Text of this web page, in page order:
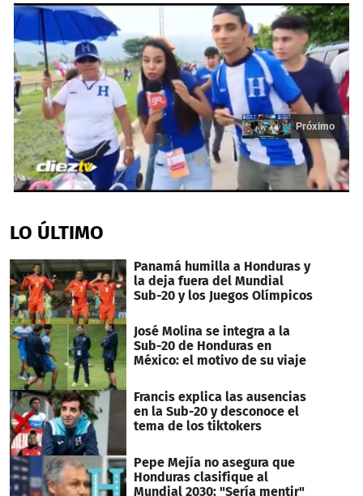
of
18
Próximo
LO ÚLTIMO
Panamá humilla a Honduras y
la deja fuera del Mundial
Sub-20 y los Juegos Olímpicos
José Molina se integra a la
Sub-20 de Honduras en
México: el motivo de su viaje
Francis explica las ausencias
en la Sub-20 y desconoce el
tema de los tiktokers
Pepe Mejía no asegura que
Honduras clasifique al
Mundial 2030: "Sería mentir"